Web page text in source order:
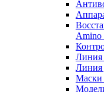
Amino
Линия
Линия
Маски